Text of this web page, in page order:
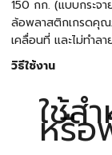
150 กก. (แบบกระจา
ล้อพลาสติกเกรดคุณ
เคลื่อนที่ และไม่ทำล
วิธีใช้งาน
ใช้ส
หรื